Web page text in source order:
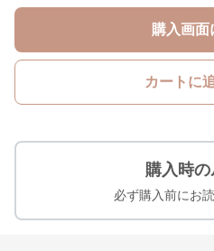
購入画面
カートに
購入時
必ず購入前にお